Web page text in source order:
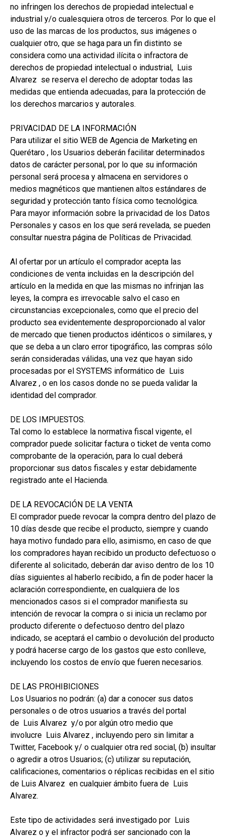
no infringen los derechos de propiedad intelectual e
industrial y/o cualesquiera otros de terceros. Por lo que el
uso de las marcas de los productos, sus imágenes o
cualquier otro, que se haga para un fin distinto se
considera como una actividad ilícita o infractora de
derechos de propiedad intelectual o industrial, Luis
Alvarez se reserva el derecho de adoptar todas las
medidas que entienda adecuadas, para la protección de
los derechos marcarios y autorales.
PRIVACIDAD DE LA INFORMACIÓN
Para utilizar el sitio WEB de Agencia de Marketing en
Querétaro , los Usuarios deberán facilitar determinados
datos de carácter personal, por lo que su información
personal será procesa y almacena en servidores o
medios magnéticos que mantienen altos estándares de
seguridad y protección tanto física como tecnológica.
Para mayor información sobre la privacidad de los Datos
Personales y casos en los que será revelada, se pueden
consultar nuestra página de Políticas de Privacidad.
Al ofertar por un artículo el comprador acepta las
condiciones de venta incluidas en la descripción del
artículo en la medida en que las mismas no infrinjan las
leyes, la compra es irrevocable salvo el caso en
circunstancias excepcionales, como que el precio del
producto sea evidentemente desproporcionado al valor
de mercado que tienen productos idénticos o similares, y
que se deba a un claro error tipográfico, las compras sólo
serán consideradas válidas, una vez que hayan sido
procesadas por el SYSTEMS informático de Luis
Alvarez , o en los casos donde no se pueda validar la
identidad del comprador.
DE LOS IMPUESTOS.
Tal como lo establece la normativa fiscal vigente, el
comprador puede solicitar factura o ticket de venta como
comprobante de la operación, para lo cual deberá
proporcionar sus datos fiscales y estar debidamente
registrado ante el Hacienda.
DE LA REVOCACIÓN DE LA VENTA
El comprador puede revocar la compra dentro del plazo de
10 días desde que recibe el producto, siempre y cuando
haya motivo fundado para ello, asimismo, en caso de que
los compradores hayan recibido un producto defectuoso o
diferente al solicitado, deberán dar aviso dentro de los 10
días siguientes al haberlo recibido, a fin de poder hacer la
aclaración correspondiente, en cualquiera de los
mencionados casos si el comprador manifiesta su
intención de revocar la compra o si inicia un reclamo por
producto diferente o defectuoso dentro del plazo
indicado, se aceptará el cambio o devolución del producto
y podrá hacerse cargo de los gastos que esto conlleve,
incluyendo los costos de envío que fueren necesarios.
DE LAS PROHIBICIONES
Los Usuarios no podrán: (a) dar a conocer sus datos
personales o de otros usuarios a través del portal
de Luis Alvarez y/o por algún otro medio que
involucre Luis Alvarez , incluyendo pero sin limitar a
Twitter, Facebook y/ o cualquier otra red social, (b) insultar
o agredir a otros Usuarios; (c) utilizar su reputación,
calificaciones, comentarios o réplicas recibidas en el sitio
de Luis Alvarez en cualquier ámbito fuera de Luis
Alvarez.
Este tipo de actividades será investigado por Luis
Alvarez o y el infractor podrá ser sancionado con la